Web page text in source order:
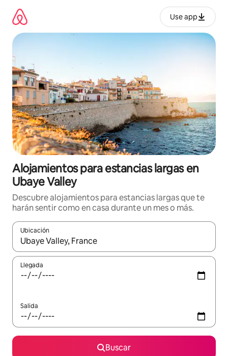
contenido
Use app
Alojamientos para estancias largas en
Ubaye Valley
Descubre alojamientos para estancias largas que te
harán sentir como en casa durante un mes o más.
Ubicación
Cuando los resultados estén disponibles, podrás navegar
Llegada
Salida
Buscar